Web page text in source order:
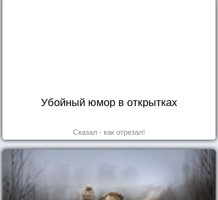
Убойный юмор в открытках
Сказал - как отрезал!